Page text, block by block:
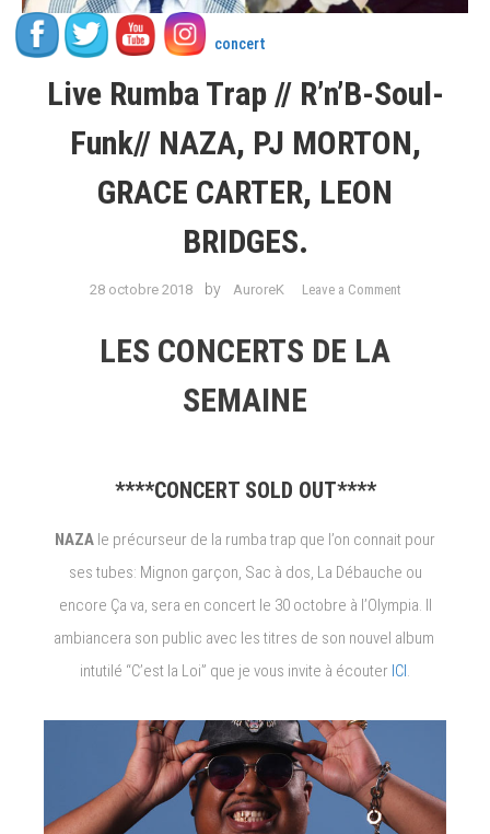
concert
Live Rumba Trap // R’n’B-Soul-
Funk// NAZA, PJ MORTON,
GRACE CARTER, LEON
BRIDGES.
28 octobre 2018 by AuroreK Leave a Commenton
MORTON,
LEON
BRIDGES.
LES CONCERTS DE LA
SEMAINE
****CONCERT SOLD OUT****
NAZA le précurseur de la rumba trap que l’on connait pour
ses tubes: Mignon garçon, Sac à dos, La Débauche ou
encore Ça va, sera en concert le 30 octobre à l’Olympia. Il
ambiancera son public avec les titres de son nouvel album
intutilé “C’est la Loi” que je vous invite à écouter ICI.